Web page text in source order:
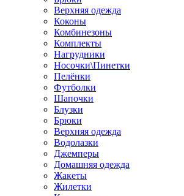
Верхняя одежда
Коконы
Комбинезоны
Комплекты
Нагрудники
Носочки\Пинетки
Пелёнки
Футболки
Шапочки
Блузки
Брюки
Верхняя одежда
Водолазки
Джемперы
Домашняя одежда
Жакеты
Жилетки